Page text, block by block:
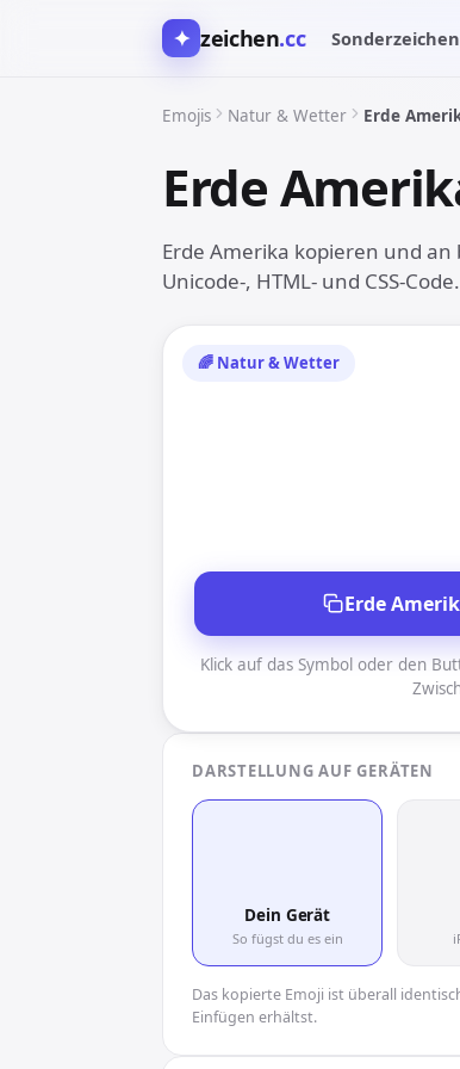
✦ zeichen.cc Sonderzeichen
Emojis Natur & Wetter Erde
Erde
Erde Amerika kopieren und
Unicode-, HTML- und CSS-Code.
🌈 Natur & Wetter
Erde
Klick auf das Symbol oder den
DARSTELLUNG AUF GERÄTEN
Dein Gerät
So fügst du es ein
Das kopierte Emoji ist überall
Einfügen erhältst.